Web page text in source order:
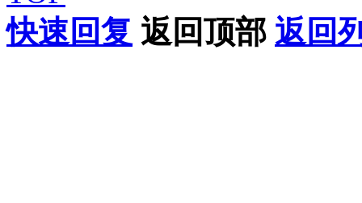
快速回复 返回顶部 返回